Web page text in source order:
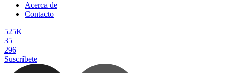
Acerca de
Contacto
525K
35
296
Suscríbete